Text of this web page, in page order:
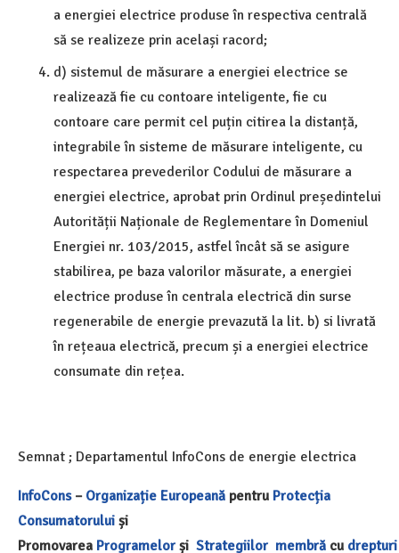
a energiei electrice produse în respectiva centrală
să se realizeze prin același racord;
d) sistemul de măsurare a energiei electrice se
realizează fie cu contoare inteligente, fie cu
contoare care permit cel puțin citirea la distanță,
integrabile în sisteme de măsurare inteligente, cu
respectarea prevederilor Codului de măsurare a
energiei electrice, aprobat prin Ordinul președintelui
Autorității Naționale de Reglementare în Domeniul
Energiei nr. 103/2015, astfel încât să se asigure
stabilirea, pe baza valorilor măsurate, a energiei
electrice produse în centrala electrică din surse
regenerabile de energie prevazută la lit. b) si livrată
în rețeaua electrică, precum și a energiei electrice
consumate din rețea.
Semnat ; Departamentul InfoCons de energie electrica
InfoCons– Organizație Europeană pentru Protecția
Consumatorului și
Promovarea Programelor și Strategiilor membră cu drepturi